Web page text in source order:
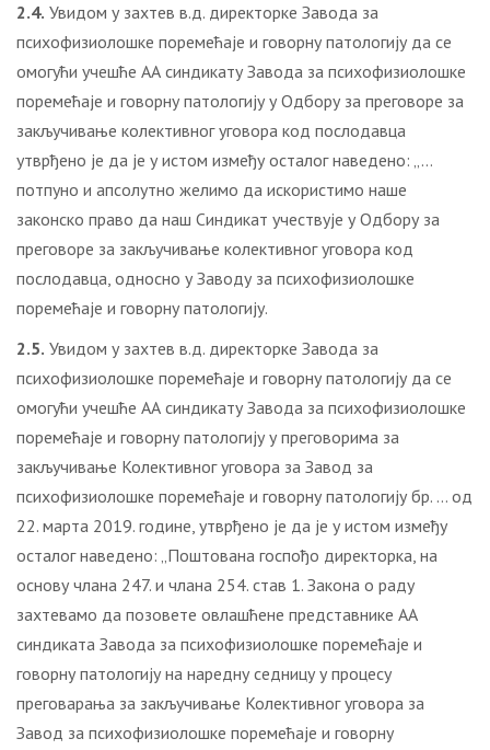
2.4. Увидом у захтев в.д. директорке Завода за
психофизиолошке поремећаје и говорну патологију да се
омогући учешће АА синдикату Завода за психофизиолошке
поремећаје и говорну патологију у Одбору за преговоре за
закључивање колективног уговора код послодавца
утврђено је да је у истом између осталог наведено: „…
потпуно и апсолутно желимо да искористимо наше
законско право да наш Синдикат учествује у Одбору за
преговоре за закључивање колективног уговора код
послодавца, односно у Заводу за психофизиолошке
поремећаје и говорну патологију.
2.5. Увидом у захтев в.д. директорке Завода за
психофизиолошке поремећаје и говорну патологију да се
омогући учешће АА синдикату Завода за психофизиолошке
поремећаје и говорну патологију у преговорима за
закључивање Колективног уговора за Завод за
психофизиолошке поремећаје и говорну патологију бр. … од
22. марта 2019. године, утврђено је да је у истом између
осталог наведено: „Поштована госпођо директорка, на
основу члана 247. и члана 254. став 1. Закона о раду
захтевамо да позовете овлашћене представнике АА
синдиката Завода за психофизиолошке поремећаје и
говорну патологију на наредну седницу у процесу
преговарања за закључивање Колективног уговора за
Завод за психофизиолошке поремећаје и говорну